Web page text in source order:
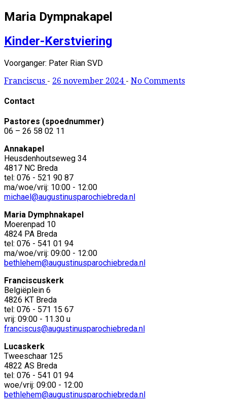
Maria Dympnakapel
Kinder-Kerstviering
Voorganger: Pater Rian SVD
Franciscus - 26 november 2024 - No Comments
Contact
Pastores (spoednummer)
06 – 26 58 02 11
Annakapel
Heusdenhoutseweg 34
4817 NC Breda
tel: 076 - 521 90 87
ma/woe/vrij: 10:00 - 12:00
michael@augustinusparochiebreda.nl
Maria Dymphnakapel
Moerenpad 10
4824 PA Breda
tel: 076 - 541 01 94
ma/woe/vrij: 09:00 - 12:00
bethlehem@augustinusparochiebreda.nl
Franciscuskerk
Belgiëplein 6
4826 KT Breda
tel: 076 - 571 15 67
vrij: 09:00 - 11.30 u
franciscus@augustinusparochiebreda.nl
Lucaskerk
Tweeschaar 125
4822 AS Breda
tel: 076 - 541 01 94
woe/vrij: 09:00 - 12:00
bethlehem@augustinusparochiebreda.nl